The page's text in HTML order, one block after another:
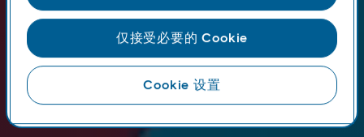
Cookie 设置
仅接受必要的 Cookie